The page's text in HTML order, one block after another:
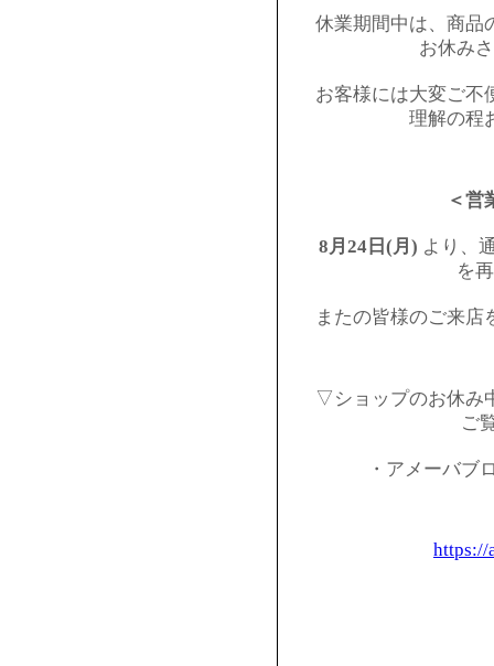
休業期間中は、商品
お休み
お客様には大変ご不
理解の程
＜営
8月24日(月) より、
を
またの皆様のご来店
▽ショップのお休み
ご
・アメーバブ
https://